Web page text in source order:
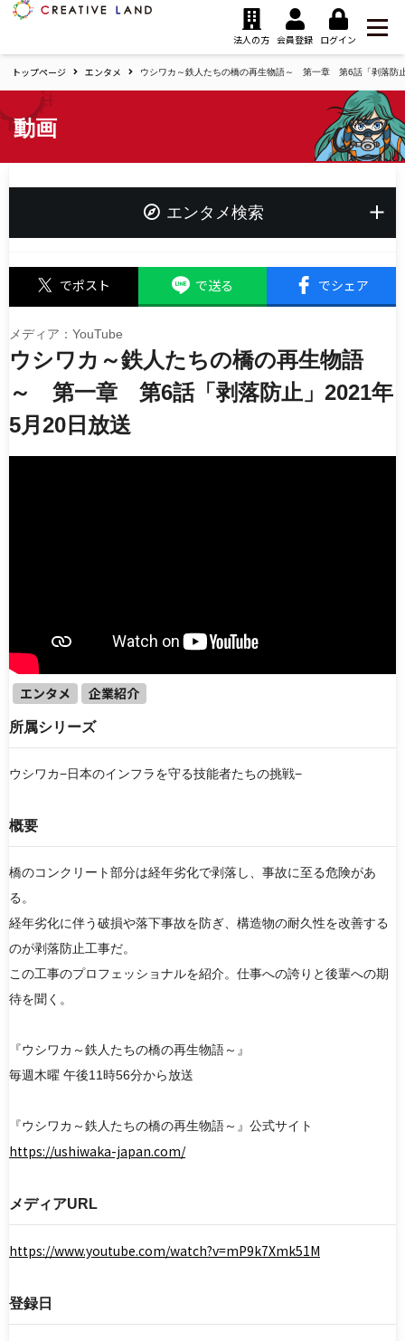
ク
エ
イ
テ
ィ
ブ
ド
法人の方 会員登録 ログイン
トップページ エンタメ ウシワカ～鉄人たちの橋の再生物語～ 第一章 第6話「剥落防
動画
エンタメ検索
タグ
夢追い人応援プロジェクト
エンタメ
ドラマ・映画
企業紹介
製品・技術紹介
『Weekly Cre-Lan』
TOKYO MX『ももいろインフラーZ』
ウシワカ−日本のインフラを守る技能者たちの挑戦−
並び順
新着動画 人気順
最終更新日
検索
リセット
でポスト で送る でシェア
メディア：YouTube
ウシワカ～鉄人たちの橋の再生物語
～ 第一章 第6話「剥落防止」2021年
5月20日放送
エンタメ 企業紹介
所属シリーズ
ウシワカ−日本のインフラを守る技能者たちの挑戦−
概要
橋のコンクリート部分は経年劣化で剥落し、事故に至る危険があ
る。
経年劣化に伴う破損や落下事故を防ぎ、構造物の耐久性を改善する
のが剥落防止工事だ。
この工事のプロフェッショナルを紹介。仕事への誇りと後輩への期
待を聞く。
『ウシワカ～鉄人たちの橋の再生物語～』
毎週木曜 午後11時56分から放送
『ウシワカ～鉄人たちの橋の再生物語～』公式サイト
https://ushiwaka-japan.com/
メディアURL
https://www.youtube.com/watch?v=mP9k7Xmk51M
登録日